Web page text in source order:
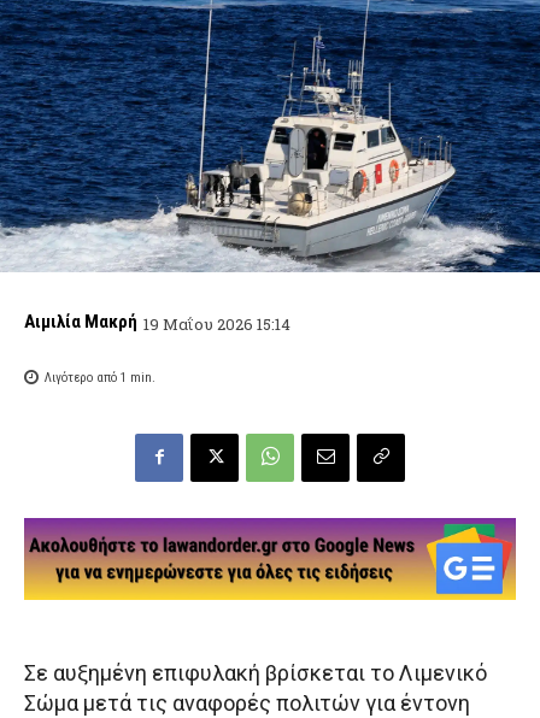
Αιμιλία Μακρή 19 Μαΐου 2026 15:14
Λιγότερο από 1 min.
Σε αυξημένη επιφυλακή βρίσκεται το Λιμενικό
Σώμα μετά τις αναφορές πολιτών για έντονη